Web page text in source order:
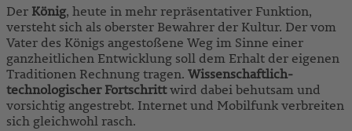
Der König, heute in mehr repräsentativer Funktion,
versteht sich als oberster Bewahrer der Kultur. Der vom
Vater des Königs angestoßene Weg im Sinne einer
ganzheitlichen Entwicklung soll dem Erhalt der eigenen
Traditionen Rechnung tragen. Wissenschaftlich-
technologischer Fortschrittwird dabei behutsam und
vorsichtig angestrebt. Internet und Mobilfunk verbreiten
sich gleichwohl rasch.